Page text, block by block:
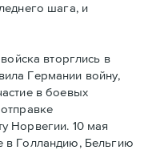
шага, и
вторглись в
Германии войну,
в боевых
Норвегии. 10 мая
в Голландию, Бельгию